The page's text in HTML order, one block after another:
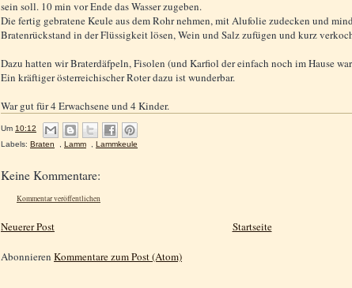
sein soll. 10 min vor Ende das Wasser zugeben.
Die fertig gebratene Keule aus dem Rohr nehmen, mit Alufolie zudecken und
Bratenrückstand in der Flüssigkeit lösen, Wein und Salz zufügen und kurz
Dazu hatten wir Braterdäfpeln, Fisolen (und Karfiol der einfach noch im Hause
Ein kräftiger österreichischer Roter dazu ist wunderbar.
War gut für 4 Erwachsene und 4 Kinder.
Um 10:12
Labels: Braten Lamm Lammkeule
Keine Kommentare:
Kommentar veröffentlichen
Neuerer Post Startseite
Abonnieren Kommentare zum Post (Atom)